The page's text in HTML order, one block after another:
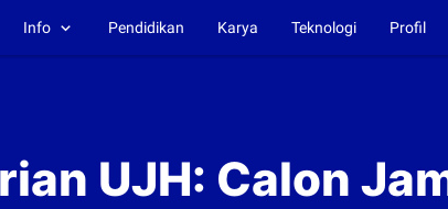
Info Pendidikan Karya Teknologi Profil
UJH: Calon